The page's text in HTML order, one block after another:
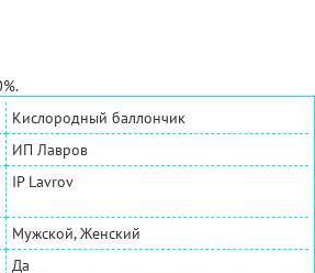
Кислородный баллончик
ИП Лавров
IP Lavrov
Мужской, Женский
Да